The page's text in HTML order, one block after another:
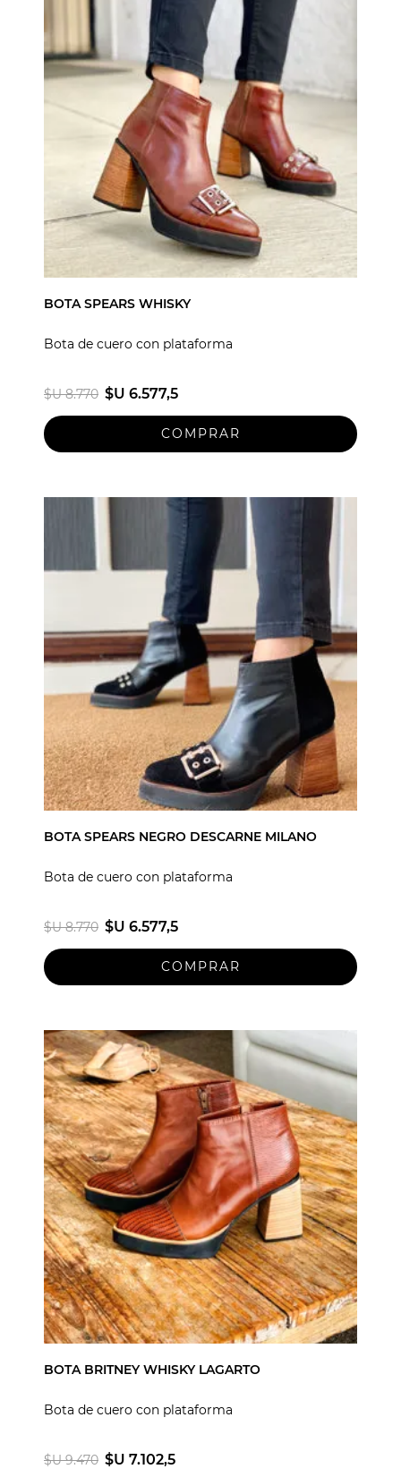
BOTA SPEARS WHISKY
Bota de cuero con plataforma
$U 8.770 $U 6.577,5
BOTA SPEARS NEGRO DESCARNE MILANO
Bota de cuero con plataforma
$U 8.770 $U 6.577,5
BOTA BRITNEY WHISKY LAGARTO
Bota de cuero con plataforma
$U 9.470 $U 7.102,5